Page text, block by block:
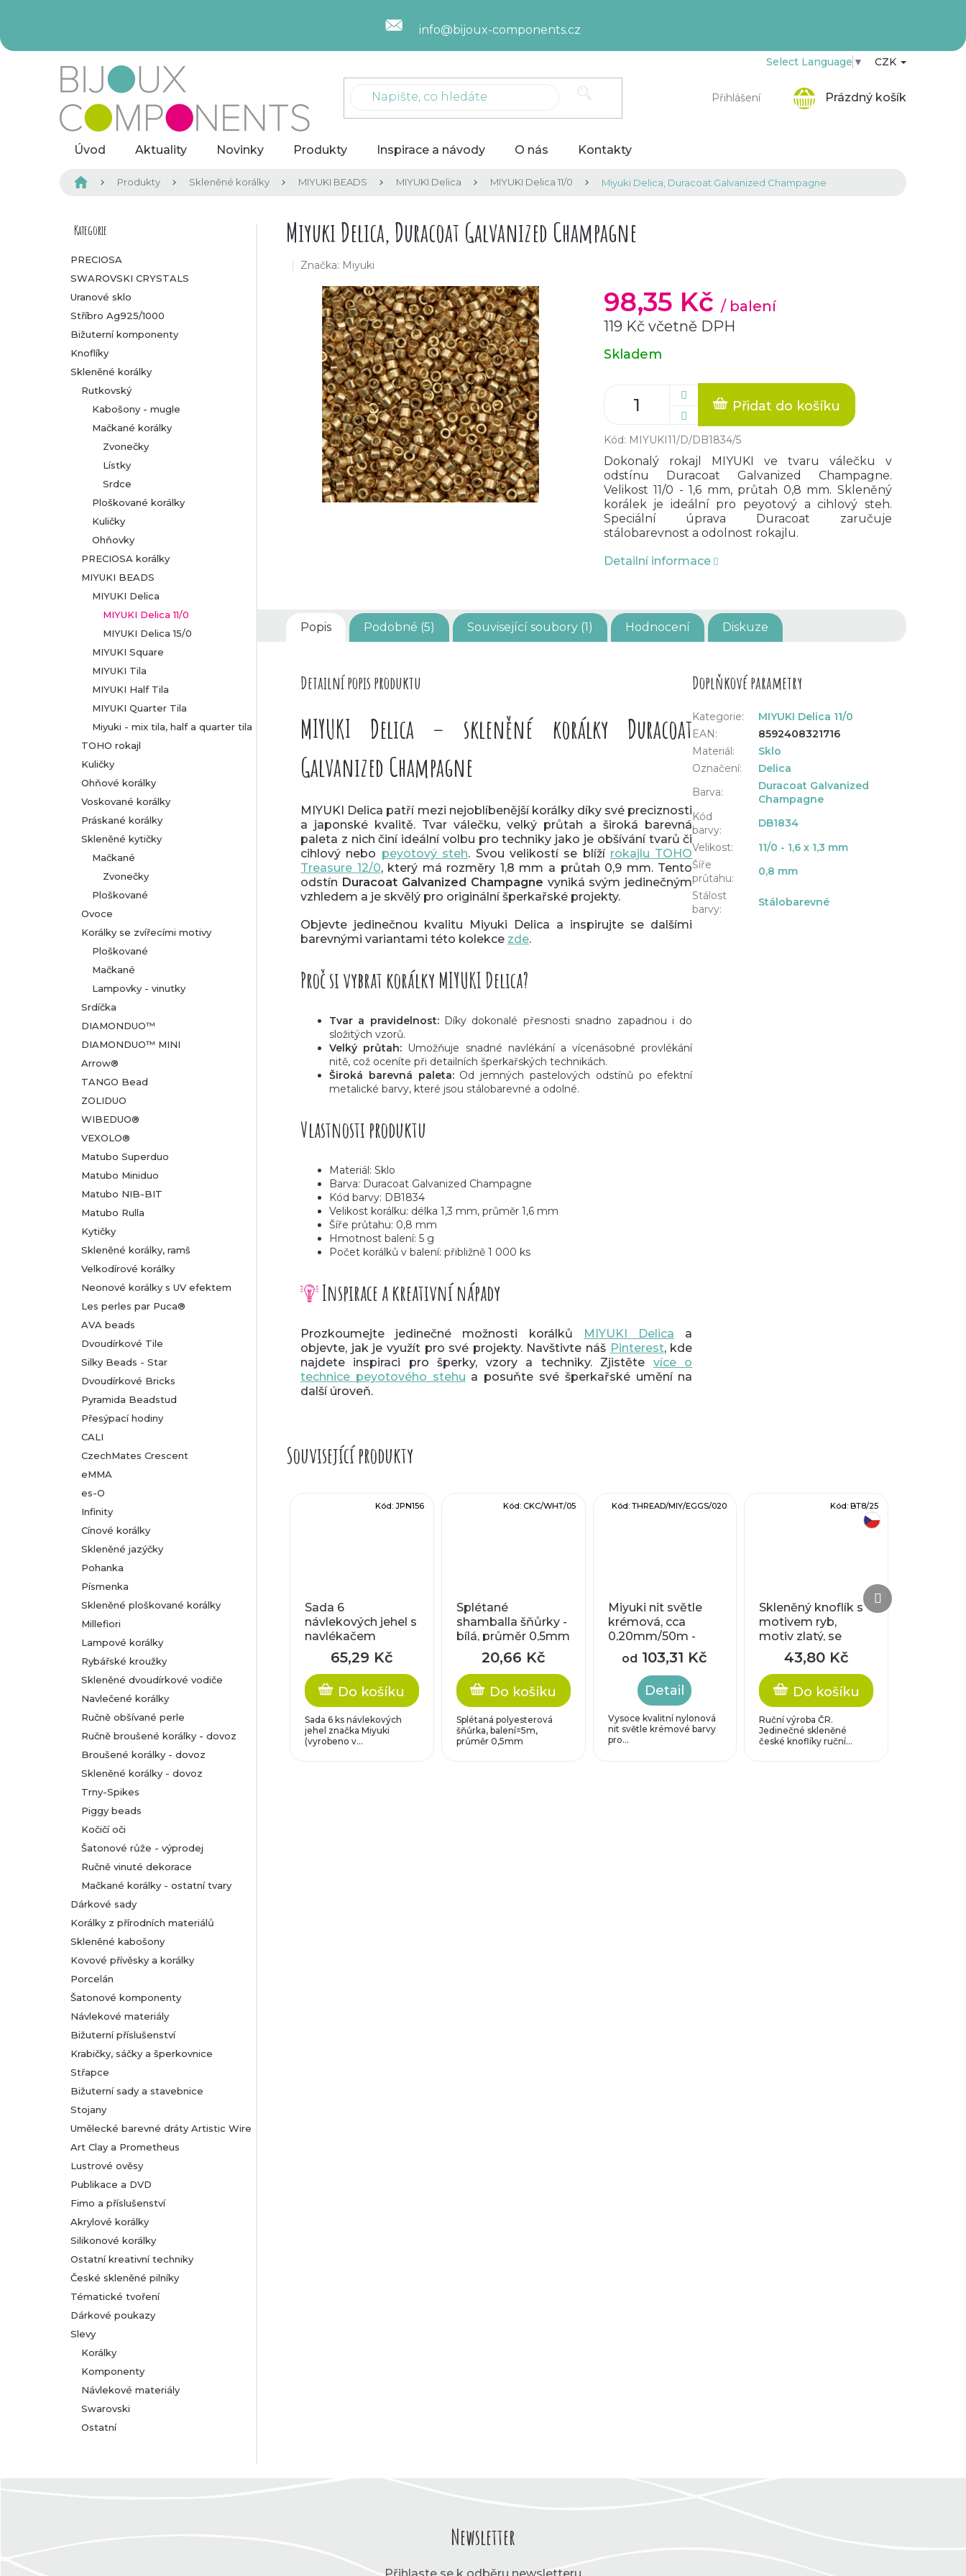
info@bijoux-components.cz
Přihlášení
Select Language ▼ CZK
Prázdný košík
Úvod Aktuality Novinky Produkty Inspirace a návody O nás Kontakty
Domů Produkty Skleněné korálky MIYUKI BEADS MIYUKI Delica MIYUKI Delica 11/0 Miyuki Delica, Duracoat Galvanized Champagne
P
o
s
t
r
a
n
Přeskočit
Kategorie
PRECIOSA
SWAROVSKI CRYSTALS
Uranové sklo
Stříbro Ag925/1000
Bižuterní komponenty
Knoflíky
Skleněné korálky
Rutkovský
Kabošony - mugle
Mačkané korálky
Zvonečky
Lístky
Srdce
Ploškované korálky
Kuličky
Ohňovky
PRECIOSA korálky
MIYUKI BEADS
MIYUKI Delica
MIYUKI Delica 11/0
MIYUKI Delica 15/0
MIYUKI Square
MIYUKI Tila
MIYUKI Half Tila
MIYUKI Quarter Tila
Miyuki - mix tila, half a quarter tila
TOHO rokajl
Kuličky
Ohňové korálky
Voskované korálky
Práskané korálky
Skleněné kytičky
Mačkané
Zvonečky
Ploškované
Ovoce
Korálky se zvířecími motivy
Ploškované
Mačkané
Lampovky - vinutky
Srdíčka
DIAMONDUO™
DIAMONDUO™ MINI
Arrow®
TANGO Bead
ZOLIDUO
WIBEDUO®
VEXOLO®
Matubo Superduo
Matubo Miniduo
Matubo NIB-BIT
Matubo Rulla
Kytičky
Skleněné korálky, ramš
Velkodírové korálky
Neonové korálky s UV efektem
Les perles par Puca®
AVA beads
Dvoudírkové Tile
Silky Beads - Star
Dvoudírkové Bricks
Pyramida Beadstud
Přesýpací hodiny
CALI
CzechMates Crescent
eMMA
es-O
Infinity
Cínové korálky
Skleněné jazýčky
Pohanka
Písmenka
Skleněné ploškované korálky
Millefiori
Lampové korálky
Rybářské kroužky
Skleněné dvoudírkové vodiče
Navlečené korálky
Ručně obšívané perle
Ručně broušené korálky - dovoz
Broušené korálky - dovoz
Skleněné korálky - dovoz
Trny-Spikes
Piggy beads
Kočičí oči
Šatonové růže - výprodej
Ručně vinuté dekorace
Mačkané korálky - ostatní tvary
Dárkové sady
Korálky z přírodních materiálů
Skleněné kabošony
Kovové přívěsky a korálky
Porcelán
Šatonové komponenty
Návlekové materiály
Bižuterní příslušenství
Krabičky, sáčky a šperkovnice
Střapce
Bižuterní sady a stavebnice
Stojany
Umělecké barevné dráty Artistic Wire
Art Clay a Prometheus
Lustrové ověsy
Publikace a DVD
Fimo a příslušenství
Akrylové korálky
Silikonové korálky
Ostatní kreativní techniky
České skleněné pilníky
Tématické tvoření
Dárkové poukazy
Slevy
Korálky
Komponenty
Návlekové materiály
Swarovski
Ostatní
Miyuki Delica, Duracoat Galvanized Champagne
Značka: Miyuki
98,35 Kč / balení
119 Kč včetně DPH
Měrná
cena:
Skladem
Přidat do košíku
Kód: MIYUKI11/D/DB1834/5
Dokonalý rokajl MIYUKI ve tvaru válečku v
odstínu Duracoat Galvanized Champagne.
Velikost 11/0 - 1,6 mm, průtah 0,8 mm. Skleněný
korálek je ideální pro peyotový a cihlový steh.
Speciální úprava Duracoat zaručuje
stálobarevnost a odolnost rokajlu.
Detailní informace
Popis Podobné (5) Související soubory (1) Hodnocení Diskuze
Detailní popis produktu
MIYUKI Delica – skleněné korálky Duracoat
Galvanized Champagne
MIYUKI Delica patří mezi nejoblíbenější korálky díky své preciznosti
a japonské kvalitě. Tvar válečku, velký průtah a široká barevná
paleta z nich činí ideální volbu pro techniky jako je obšívání tvarů či
cihlový nebo peyotový steh. Svou velikostí se blíží rokajlu TOHO
Treasure 12/0, který má rozměry 1,8 mm a průtah 0,9 mm.Tento
odstín Duracoat Galvanized Champagne vyniká svým jedinečným
vzhledem a je skvělý pro originální šperkařské projekty.
Objevte jedinečnou kvalitu Miyuki Delica a inspirujte se dalšími
barevnými variantami této kolekce zde.
Proč si vybrat korálky MIYUKI Delica?
Tvar a pravidelnost:Díky dokonalé přesnosti snadno zapadnou i do
složitých vzorů.
Velký průtah: Umožňuje snadné navlékání a vícenásobné provlékání
nitě, což oceníte při detailních šperkařských technikách.
Široká barevná paleta:Od jemných pastelových odstínů po efektní
metalické barvy, které jsou stálobarevné a odolné.
Vlastnosti produktu
Materiál: Sklo
Barva: Duracoat Galvanized Champagne
Kód barvy: DB1834
Velikost korálku: délka 1,3 mm, průměr 1,6 mm
Šíře průtahu: 0,8 mm
Hmotnost balení: 5 g
Počet korálků v balení: přibližně 1 000 ks
Inspirace a kreativní nápady
Prozkoumejte jedinečné možnosti korálků MIYUKI Delica a
objevte, jak je využít pro své projekty. Navštivte náš Pinterest, kde
najdete inspiraci pro šperky, vzory a techniky. Zjistěte více o
technice peyotového stehu a posuňte své šperkařské umění na
další úroveň.
Doplňkové parametry
Kategorie:
MIYUKI Delica 11/0
EAN:
8592408321716
Materiál:
Sklo
Označení:
Delica
Barva:
Duracoat Galvanized
Champagne
Kód
barvy:
DB1834
Velikost:
11/0 - 1,6 x 1,3 mm
Šíře
průtahu:
0,8 mm
Stálost
barvy:
Stálobarevné
Související produkty
Sada 6
návlekových jehel s
navlékačem
65,29 Kč
Do košíku
Sada 6 ks návlekových
jehel značka Miyuki
(vyrobeno v...
Kód: JPN156
Splétané
shamballa šňůrky -
bílá, průměr 0,5mm
20,66 Kč
Do košíku
Splétaná polyesterová
šňůrka, balení=5m,
průměr 0,5mm
Kód: CKC/WHT/05
Miyuki nit světle
krémová, cca
0,20mm/50m -
velikost B
od 103,31 Kč
Detail
Vysoce kvalitní nylonová
nit světle krémové barvy
pro...
Kód:THREAD/MIY/EGGS/020
Skleněný knoflík s
motivem ryb,
motiv zlatý, se
spodním pokovem
43,80 Kč
Do košíku
Ruční výroba ČR.
Jedinečné skleněné
české knoflíky ruční...
Kód: BT8/25
Další
produkt
Další
produkt
Newsletter